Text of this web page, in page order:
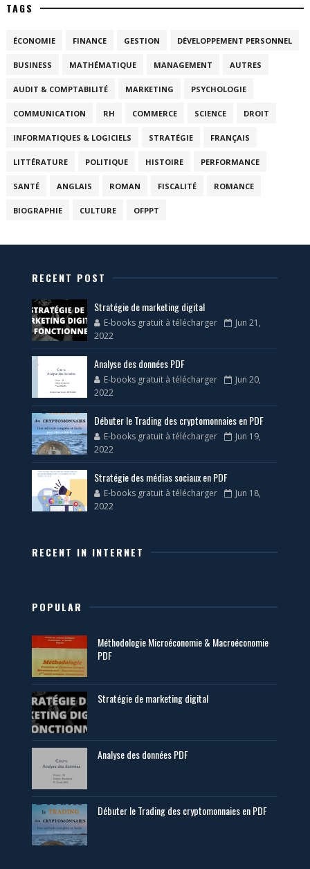
TAGS
ÉCONOMIE FINANCE GESTION DÉVELOPPEMENT PERSONNEL
BUSINESS MATHÉMATIQUE MANAGEMENT AUTRES
AUDIT & COMPTABILITÉ MARKETING PSYCHOLOGIE
COMMUNICATION RH COMMERCE SCIENCE DROIT
INFORMATIQUES & LOGICIELS STRATÉGIE FRANÇAIS
LITTÉRATURE POLITIQUE HISTOIRE PERFORMANCE
SANTÉ ANGLAIS ROMAN FISCALITÉ ROMANCE
BIOGRAPHIE CULTURE OFPPT
RECENT POST
Stratégie de marketing digital
E-books gratuit à télécharger
Jun 21,
2022
Analyse des données PDF
E-books gratuit à télécharger
Jun 20,
2022
Débuter le Trading des cryptomonnaies en PDF
E-books gratuit à télécharger
Jun 19,
2022
Stratégie des médias sociaux en PDF
E-books gratuit à télécharger
Jun 18,
2022
RECENT IN INTERNET
POPULAR
Méthodologie Microéconomie & Macroéconomie
PDF
Stratégie de marketing digital
Analyse des données PDF
Débuter le Trading des cryptomonnaies en PDF